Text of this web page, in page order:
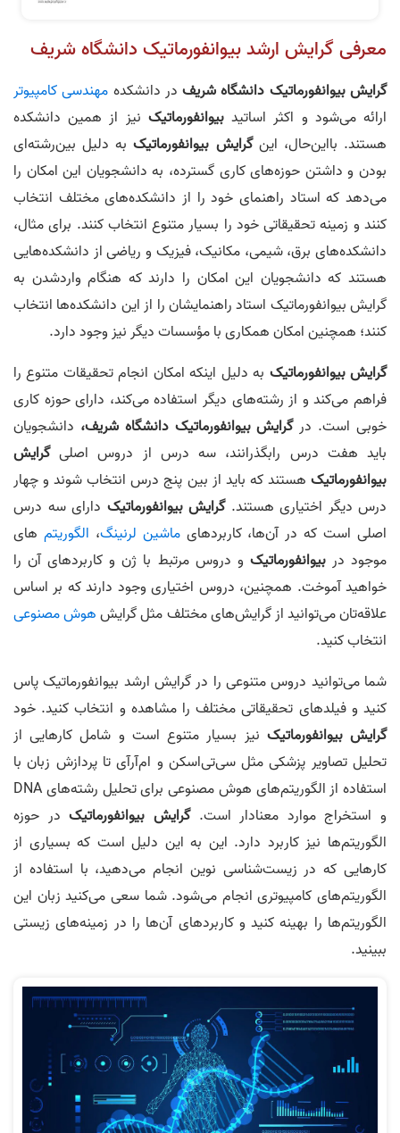
معرفی گرایش ارشد بیوانفورماتیک دانشگاه شریف
گرایش بیوانفورماتیک دانشگاه شریف در دانشکده مهندسی کامپیوتر
ارائه می‌شود و اکثر اساتیدبیوانفورماتیک نیز از همین دانشکده
هستند. بااین‌حال، اینگرایش بیوانفورماتیکبه دلیل بین‌رشته‌ای
بودن و داشتن حوزه‌های کاری گسترده، به دانشجویان این امکان را
می‌دهد که استاد راهنمای خود را از دانشکده‌های مختلف انتخاب
کنند و زمینه تحقیقاتی خود را بسیار متنوع انتخاب کنند. برای مثال،
دانشکده‌های برق، شیمی، مکانیک، فیزیک و ریاضی از دانشکده‌هایی
هستند که دانشجویان این امکان را دارند که هنگام واردشدن به
گرایش‌ بیوانفورماتیک استاد راهنمایشان را از این دانشکده‌ها انتخاب
کنند؛ همچنین امکان همکاری با مؤسسات دیگر نیز وجود دارد.
گرایشبیوانفورماتیک به دلیل اینکه امکان انجام تحقیقات متنوع را
فراهم می‌کند و از رشته‌های دیگر استفاده می‌کند، دارای حوزه کاری
خوبی است. درگرایش بیوانفورماتیک دانشگاه شریف، دانشجویان
باید هفت درس رابگذرانند، سه درس از دروس اصلیگرایش
بیوانفورماتیک هستند که باید از بین پنج درس انتخاب شوند و چهار
درس دیگر اختیاری هستند.گرایشبیوانفورماتیک دارای سه درس
اصلی است که در آن‌ها، کاربردهایماشین لرنینگ، الگوریتم های
موجود در بیوانفورماتیک و دروس مرتبط با ژن و کاربردهای آن را
خواهید آموخت. همچنین، دروس اختیاری وجود دارند که بر اساس
علاقه‌تان می‌توانید از گرایش‌های مختلف مثل گرایشهوش مصنوعی
انتخاب کنید.
شما می‌توانید دروس متنوعی را در گرایش ارشد بیوانفورماتیک پاس
کنید و فیلدهای تحقیقاتی مختلف را مشاهده و انتخاب کنید. خود
گرایش بیوانفورماتیک نیز بسیار متنوع است و شامل کارهایی از
تحلیل تصاویر پزشکی مثل سی‌تی‌اسکن و ام‌آر‌آی تا پردازش زبان با
استفاده از الگوریتم‌های هوش مصنوعی برای تحلیل رشته‌های DNA
و استخراج موارد معنادار است.گرایش بیوانفورماتیکدر حوزه
الگوریتم‌ها نیز کاربرد دارد. این به این دلیل است که بسیاری از
کارهایی که در زیست‌شناسی نوین انجام می‌دهید، با استفاده از
الگوریتم‌های کامپیوتری انجام می‌شود. شما سعی می‌کنید زبان این
الگوریتم‌ها را بهینه کنید و کاربردهای آن‌ها را در زمینه‌های زیستی
ببینید.